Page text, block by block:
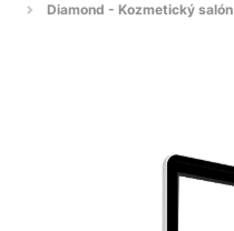
Diamond - Kozmetický salón